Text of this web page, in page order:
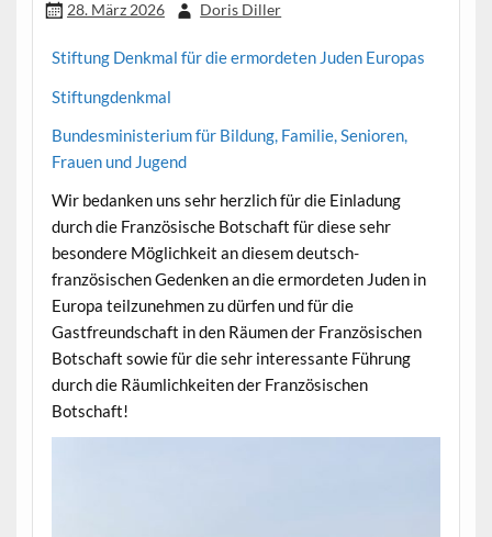
28. März 2026 Doris Diller
Stiftung Denkmal für die ermordeten Juden Europas
Stiftungdenkmal
Bundesministerium für Bildung, Familie, Senioren,
Frauen und Jugend
Wir bedanken uns sehr herzlich für die Einladung
durch die Französische Botschaft für diese sehr
besondere Möglichkeit an diesem deutsch-
französischen Gedenken an die ermordeten Juden in
Europa teilzunehmen zu dürfen und für die
Gastfreundschaft in den Räumen der Französischen
Botschaft sowie für die sehr interessante Führung
durch die Räumlichkeiten der Französischen
Botschaft!